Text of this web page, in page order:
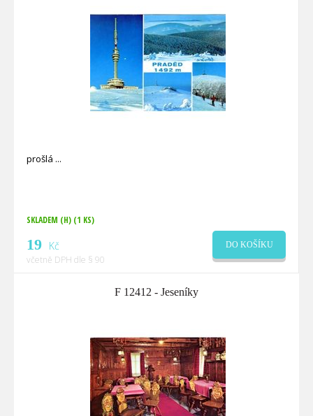
prošlá
SKLADEM (H) (1 KS)
19 Kč
včetně DPH dle § 90
DO KOŠÍKU
F 12412 - Jeseníky